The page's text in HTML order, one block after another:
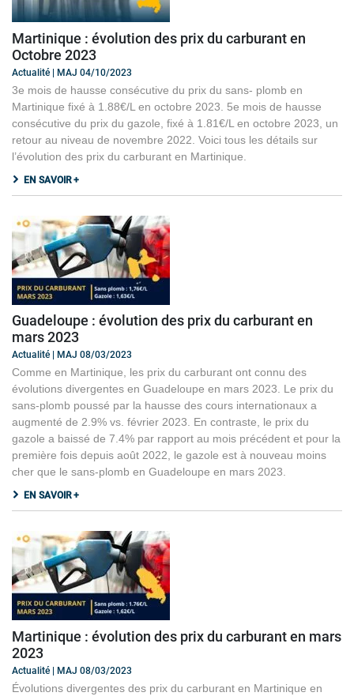
Martinique : évolution des prix du carburant en
Octobre 2023
Actualité | MAJ 04/10/2023
3e mois de hausse consécutive du prix du sans- plomb en
Martinique fixé à 1.88€/L en octobre 2023. 5e mois de hausse
consécutive du prix du gazole, fixé à 1.81€/L en octobre 2023, un
retour au niveau de novembre 2022. Voici tous les détails sur
l’évolution des prix du carburant en Martinique.
EN SAVOIR +
Guadeloupe : évolution des prix du carburant en
mars 2023
Actualité | MAJ 08/03/2023
Comme en Martinique, les prix du carburant ont connu des
évolutions divergentes en Guadeloupe en mars 2023. Le prix du
sans-plomb poussé par la hausse des cours internationaux a
augmenté de 2.9% vs. février 2023. En contraste, le prix du
gazole a baissé de 7.4% par rapport au mois précédent et pour la
première fois depuis août 2022, le gazole est à nouveau moins
cher que le sans-plomb en Guadeloupe en mars 2023.
EN SAVOIR +
Martinique : évolution des prix du carburant en mars
2023
Actualité | MAJ 08/03/2023
Évolutions divergentes des prix du carburant en Martinique en